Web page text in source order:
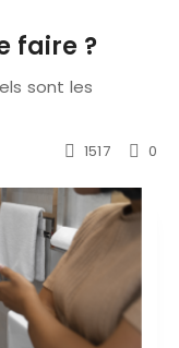
faire ?
sont les
1517 0